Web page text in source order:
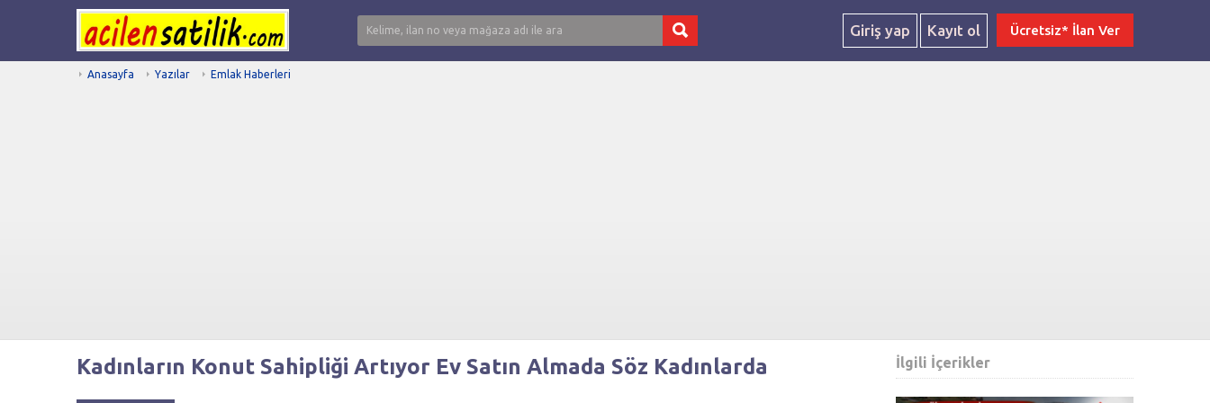
Giriş yap Kayıt ol Ücretsiz* İlan Ver
Anasayfa Yazılar Emlak Haberleri
Kadınların Konut Sahipliği Artıyor Ev Satın Almada Söz Kadınlarda İlgili İçerikler